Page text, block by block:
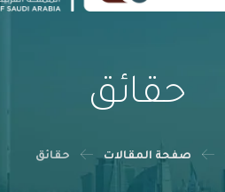
حقائق
صفحة المقالات حقائق